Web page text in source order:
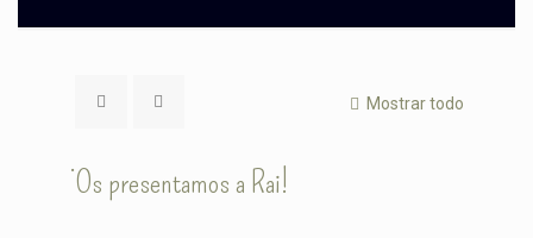
Mostrar todo
¡Os presentamos a Rai!